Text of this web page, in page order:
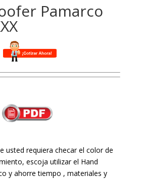
Pamarco
usted requiera checar el color de
escoja utilizar el Hand
y ahorre tiempo , materiales y